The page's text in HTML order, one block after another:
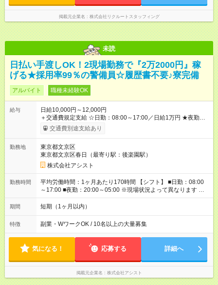
掲載元企業名 株式会社リクルートスタッフィング
未読
日払い手渡しOK！2現場勤務で『2万2000円』稼
げる★採用率99％の警備員☆履歴書不要♪寮完備
アルバイト 職種未経験OK
給与
日給10,000円～12,000円
＋交通費規定支給 ☆日勤：08:00～17:00／日給1万円 ★夜勤：
20:00～05:00／日給1万2000円 -:+:-:+:-:+:-:+:-:+:- 日勤＋夜勤で 1
日『2万2000円』も稼げる！ -:+:-:+:-:+:-:+:-:+:- ■選べる支払い方
べる！ 日払いは、当日に『現金全額』手渡しです♪ ■残業手当
別途支給 ■日給全額保障あり ┗予定時間より早く終わっても日給
は満額支給！ ■資格手当あり ┗施設警備2級など 【試用期間】
試用期間なし
交通費別途支給あり
勤務地
東京都文京区
東京都文京区春日（最寄り駅：後楽園駅）
株式会社アシスト
勤務時間
平均労働時間：1ヶ月あたり170時間 【シフト】 ■日勤：08:00
～17:00 ■夜勤：20:00～05:00 ※現場状況よって異なります ※早
く終われば1現場4～8時間勤務もあり ☆週3～勤務OK！ ☆現場
が早く終わっても日給全額保証！ ☆ご希望の方は「日勤＋夜
日勤：08:00～17:00 ■夜勤：20:00～05:00 ※現場状況よって異
なります ※早く終われば1現場4～8時間勤務もあり ☆週3～勤務
OK！ ☆現場が早く終わっても日給全額保証！ ☆ご希望の方は
「日勤＋夜勤」も可能！
期間 短期（1ヶ月以内）
特徴 副業・WワークOK / 10名以上の大量募集
気になる！ 応募する 詳細へ
掲載元企業名 株式会社アシスト